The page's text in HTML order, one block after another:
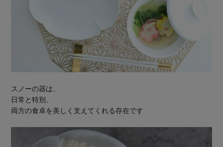
スノーの器は、
日常と特別、
両方の食卓を美しく支えてくれる存在です